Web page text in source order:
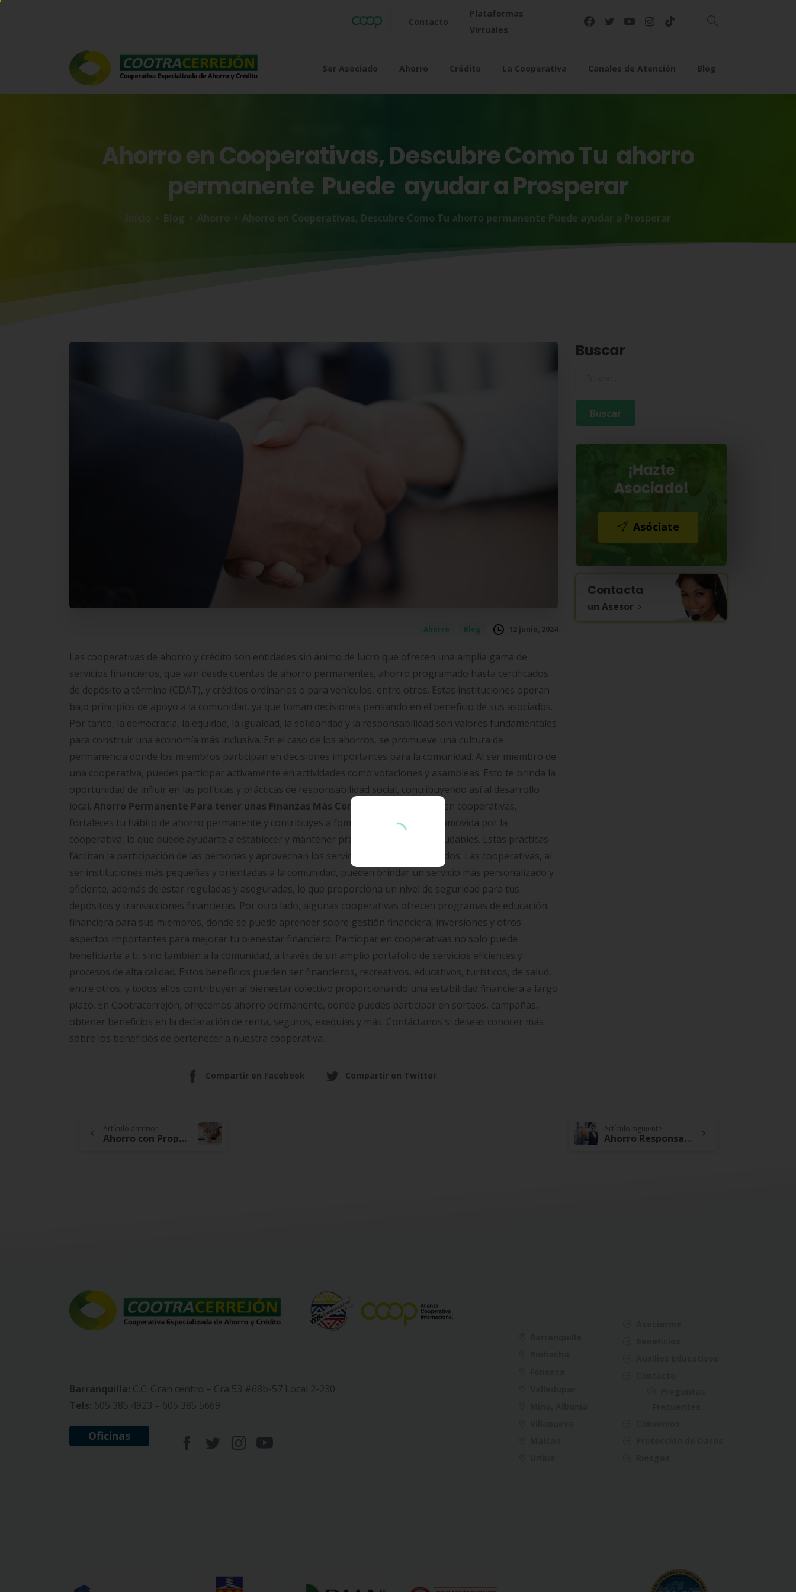
Contacto
Plataformas
Virtuales
Buscar
Ser Asociado Ahorro Crédito La Cooperativa Canales de Atención Blog
AhorroenCooperativas,DescubreComoTu ahorro
permanente Puede ayudaraProsperar
Inicio Blog Ahorro Ahorro en Cooperativas, Descubre Como Tu ahorro permanente Puede ayudar a Prosperar
Ahorro Blog 12 junio, 2024
Las cooperativas de ahorro y crédito son entidades sin ánimo de lucro que ofrecen una amplia gama de
servicios financieros, que van desde cuentas de ahorro permanentes, ahorro programado hasta certificados
de depósito a término (CDAT), y créditos ordinarios o para vehículos, entre otros. Estas instituciones operan
bajo principios de apoyo a la comunidad, ya que toman decisiones pensando en el beneficio de sus asociados.
Por tanto, la democracia, la equidad, la igualdad, la solidaridad y la responsabilidad son valores fundamentales
para construir una economía más inclusiva. En el caso de los ahorros, se promueve una cultura de
permanencia donde los miembros participan en decisiones importantes para la comunidad. Al ser miembro de
una cooperativa, puedes participar activamente en actividades como votaciones y asambleas. Esto te brinda la
oportunidad de influir en las políticas y prácticas de responsabilidad social, contribuyendo así al desarrollo
local. Ahorro Permanente Para tener unas Finanzas Más Confiables
Al participar en cooperativas,
fortaleces tu hábito de ahorro permanente y contribuyes a fomentar una cultura promovida por la
cooperativa, lo que puede ayudarte a establecer y mantener prácticas financieras saludables. Estas prácticas
facilitan la participación de las personas y aprovechan los servicios financieros ofrecidos. Las cooperativas, al
ser instituciones más pequeñas y orientadas a la comunidad, pueden brindar un servicio más personalizado y
eficiente, además de estar reguladas y aseguradas, lo que proporciona un nivel de seguridad para tus
depósitos y transacciones financieras. Por otro lado, algunas cooperativas ofrecen programas de educación
financiera para sus miembros, donde se puede aprender sobre gestión financiera, inversiones y otros
aspectos importantes para mejorar tu bienestar financiero. Participar en cooperativas no solo puede
beneficiarte a ti, sino también a la comunidad, a través de un amplio portafolio de servicios eficientes y
procesos de alta calidad. Estos beneficios pueden ser financieros, recreativos, educativos, turísticos, de salud,
entre otros, y todos ellos contribuyen al bienestar colectivo proporcionando una estabilidad financiera a largo
plazo. En Cootracerrejón, ofrecemos ahorro permanente, donde puedes participar en sorteos, campañas,
obtener beneficios en la declaración de renta, seguros, exequias y más. Contáctanos si deseas conocer más
sobre los beneficios de pertenecer a nuestra cooperativa.
Compartir en Facebook Compartir en Twitter
Buscar
¡Hazte
Asociado!
Asóciate
Contacta
un Asesor
Continue
Artículo anterior
Ahorro con Propósito, Descubre Como el Ahorro Responsable Puede Cambiar tu Vida
Artículo siguiente
Ahorro Responsable, Conoce Como las Cooperativas Fomentan El Bienestar de sus Asociados
Barranquilla: C.C. Gran centro – Cra 53 #68b-57 Local 2-230
Tels: 605 385 4923 – 605 385 5669
Oficinas